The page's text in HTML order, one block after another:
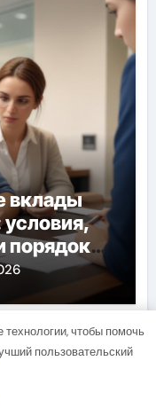
вклады
порядок
чтобы помочь
пользовательский